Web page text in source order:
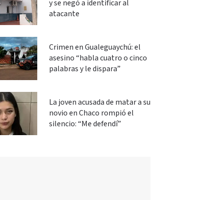
y se negó a identificar al
atacante
Crimen en Gualeguaychú: el
asesino “habla cuatro o cinco
palabras y le dispara”
La joven acusada de matar a su
novio en Chaco rompió el
silencio: “Me defendí”